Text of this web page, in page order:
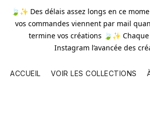
🍃✨ Des délais assez longs en ce
vos commandes viennent par mail
termine vos créations 🍃✨
Instagram l’avancée des
ACCUEIL VOIR LES COLLECTIONS